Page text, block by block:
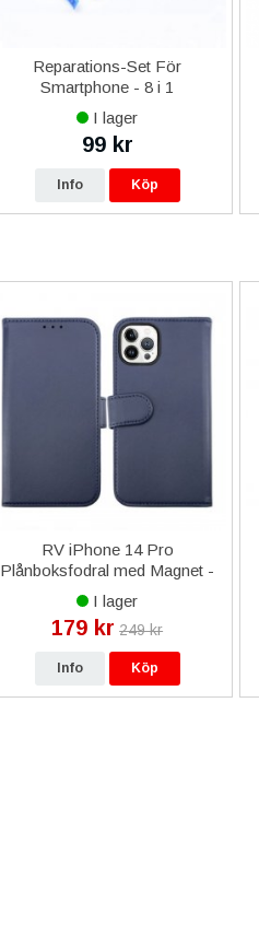
Reparations-Set För
Smartphone - 8 i 1
I lager
99 kr
Info Köp
RV iPhone 14 Pro
Plånboksfodral med Magnet -
Blå
I lager
179 kr 249 kr
Info Köp